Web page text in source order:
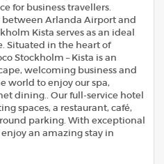
for business travellers.
Arlanda Airport and
Kista serves as an ideal
Situated in the heart of
Stockholm – Kista is an
welcoming business and
world to enjoy our spa,
dining.. Our full-service hotel
spaces, a restaurant, café,
parking. With exceptional
an amazing stay in